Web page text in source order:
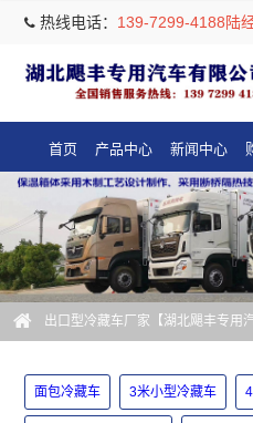
热线电话： 139-7299-4188陆
首页 产品中心 新闻中心
出口型冷藏车厂家【湖北飓丰专用
面包冷藏车 3米小型冷藏车